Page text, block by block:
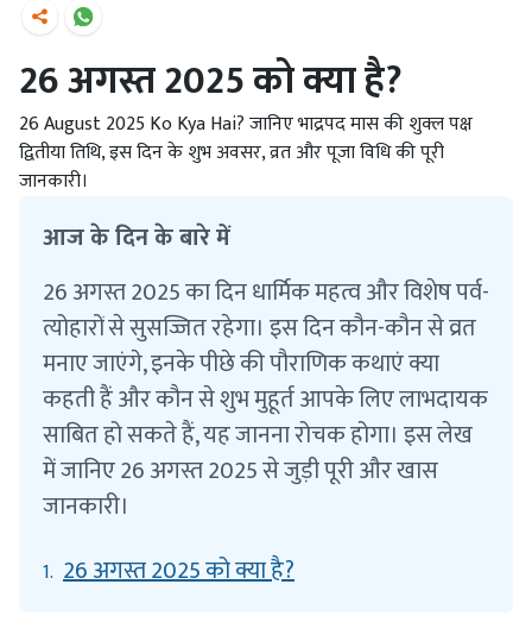
26 अगस्त 2025 को क्या है?
26 August 2025 Ko Kya Hai? जानिए भाद्रपद मास की शुक्ल पक्ष
द्वितीया तिथि, इस दिन के शुभ अवसर, व्रत और पूजा विधि की पूरी
जानकारी।
आज के दिन के बारे में
26 अगस्त 2025 का दिन धार्मिक महत्व और विशेष पर्व-
त्योहारों से सुसज्जित रहेगा। इस दिन कौन-कौन से व्रत
मनाए जाएंगे, इनके पीछे की पौराणिक कथाएं क्या
कहती हैं और कौन से शुभ मुहूर्त आपके लिए लाभदायक
साबित हो सकते हैं, यह जानना रोचक होगा। इस लेख
में जानिए 26 अगस्त 2025 से जुड़ी पूरी और खास
जानकारी।
1. 26 अगस्त 2025 को क्या है?